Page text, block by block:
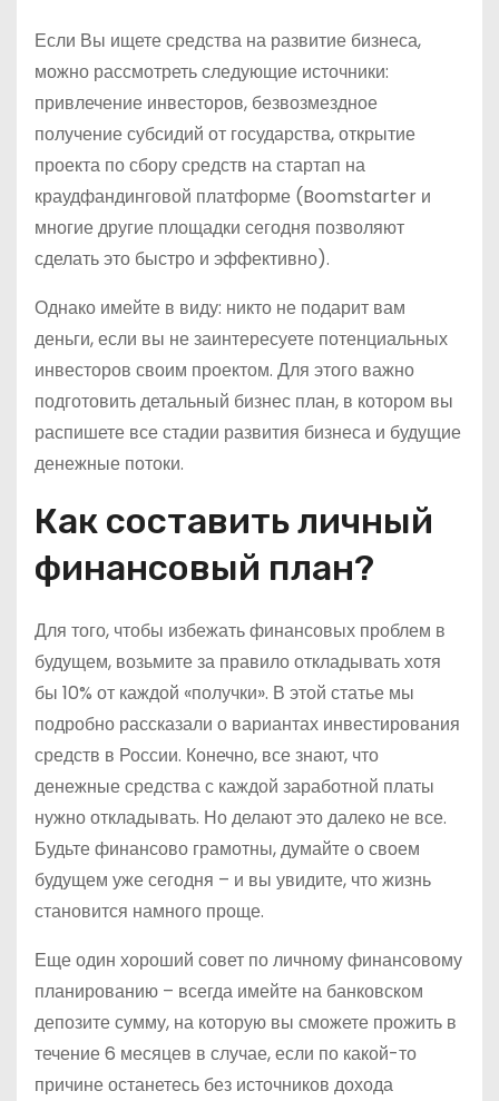
Если Вы ищете средства на развитие бизнеса,
можно рассмотреть следующие источники:
привлечение инвесторов, безвозмездное
получение субсидий от государства, открытие
проекта по сбору средств на стартап на
краудфандинговой платформе (Boomstarter и
многие другие площадки сегодня позволяют
сделать это быстро и эффективно).
Однако имейте в виду: никто не подарит вам
деньги, если вы не заинтересуете потенциальных
инвесторов своим проектом. Для этого важно
подготовить детальный бизнес план, в котором вы
распишете все стадии развития бизнеса и будущие
денежные потоки.
Как составить личный
финансовый план?
Для того, чтобы избежать финансовых проблем в
будущем, возьмите за правило откладывать хотя
бы 10% от каждой «получки». В этой статье мы
подробно рассказали о вариантах инвестирования
средств в России. Конечно, все знают, что
денежные средства с каждой заработной платы
нужно откладывать. Но делают это далеко не все.
Будьте финансово грамотны, думайте о своем
будущем уже сегодня – и вы увидите, что жизнь
становится намного проще.
Еще один хороший совет по личному финансовому
планированию – всегда имейте на банковском
депозите сумму, на которую вы сможете прожить в
течение 6 месяцев в случае, если по какой-то
причине останетесь без источников дохода